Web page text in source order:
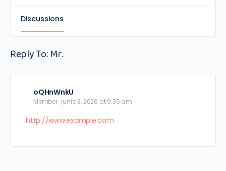
Discussions
Reply To: Mr.
oQHnWnkU
Member junio 3, 2026 at 9:35 am
http://www.example.com